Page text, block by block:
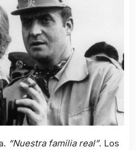
“Nuestra familia real”. Los